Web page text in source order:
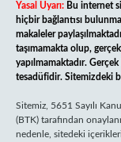
Yasal Uyarı: Bu internet
hiçbir bağlantısı
makaleler
taşımamakta olup,
yapılmamaktadır.
tesadüfidir. Sitemizdeki
Sitemiz, 5651 Sayılı
(BTK) tarafından
nedenle, sitedeki